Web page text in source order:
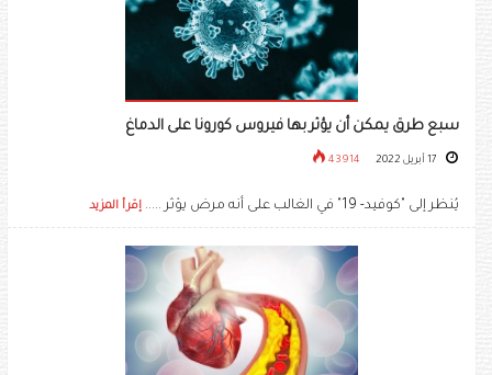
سبع طرق يمكن أن يؤثر بها فيروس كورونا على الدماغ
43914
يُنظر إلى "كوفيد- 19" في الغالب على أنه مرض يؤثر ..... إقرأ المزيد